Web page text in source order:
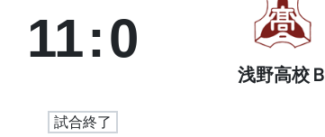
11:0
浅野高校Ｂ
試合終了